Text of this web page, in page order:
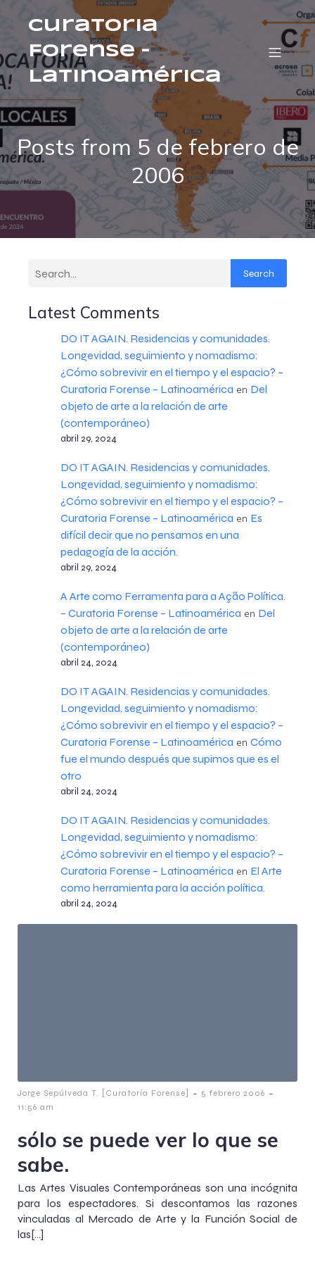
Curatoria
Forense –
Latinoamérica
Posts from 5 de febrero de
2006
Search
Latest Comments
DO IT AGAIN. Residencias y comunidades.
Longevidad, seguimiento y nomadismo:
¿Cómo sobrevivir en el tiempo y el espacio? –
Curatoria Forense – Latinoamérica en Del
objeto de arte a la relación de arte
(contemporáneo)
abril 29, 2024
DO IT AGAIN. Residencias y comunidades.
Longevidad, seguimiento y nomadismo:
¿Cómo sobrevivir en el tiempo y el espacio? –
Curatoria Forense – Latinoamérica en Es
difícil decir que no pensamos en una
pedagogía de la acción.
abril 29, 2024
A Arte como Ferramenta para a Ação Política.
– Curatoria Forense – Latinoamérica en Del
objeto de arte a la relación de arte
(contemporáneo)
abril 24, 2024
DO IT AGAIN. Residencias y comunidades.
Longevidad, seguimiento y nomadismo:
¿Cómo sobrevivir en el tiempo y el espacio? –
Curatoria Forense – Latinoamérica en Cómo
fue el mundo después que supimos que es el
otro
abril 24, 2024
DO IT AGAIN. Residencias y comunidades.
Longevidad, seguimiento y nomadismo:
¿Cómo sobrevivir en el tiempo y el espacio? –
Curatoria Forense – Latinoamérica en El Arte
como herramienta para la acción política.
abril 24, 2024
Jorge Sepúlveda T. [Curatoría Forense] - 5 febrero 2006 -
11:56 am
sólo se puede ver lo que se
sabe.
Las Artes Visuales Contemporáneas son una incógnita
para los espectadores. Si descontamos las razones
vinculadas al Mercado de Arte y la Función Social de
las[…]